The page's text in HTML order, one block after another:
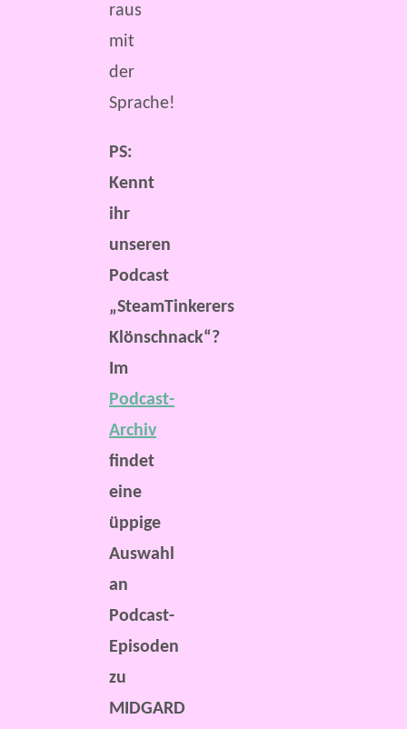
raus
mit
der
Sprache!
PS:
Kennt
ihr
unseren
Podcast
„SteamTinkerers
Klönschnack“?
Im
Podcast-
Archiv
findet
eine
üppige
Auswahl
an
Podcast-
Episoden
zu
MIDGARD